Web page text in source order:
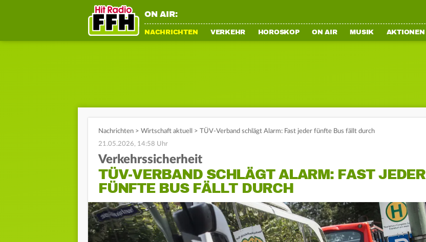
ON AIR:
NACHRICHTEN VERKEHR HOROSKOP ON AIR MUSIK AKTIONEN
Nachrichten > Wirtschaft aktuell > TÜV-Verband schlägt Alarm: Fast jeder fünfte Bus fällt durch
21.05.2026, 14:58 Uhr
Verkehrssicherheit
TÜV-VERBAND SCHLÄGT ALARM: FAST JEDER
FÜNFTE BUS FÄLLT DURCH